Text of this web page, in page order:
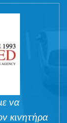
να
κινητήρα